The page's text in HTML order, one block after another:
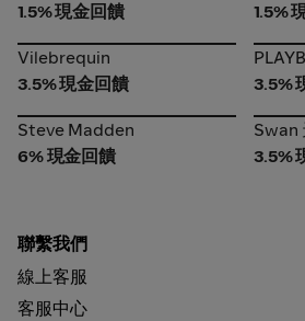
1.5% 現金回饋
1.5%
Vilebrequin
Vilebrequin
3.5% 現金回饋
3.5%
Steve Madden
Steve Madden
6% 現金回饋
Swan
Swan
3.5%
聯繫我們
線上客服
客服中心